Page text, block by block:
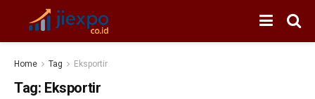
Home Tag Eksportir
Tag: Eksportir